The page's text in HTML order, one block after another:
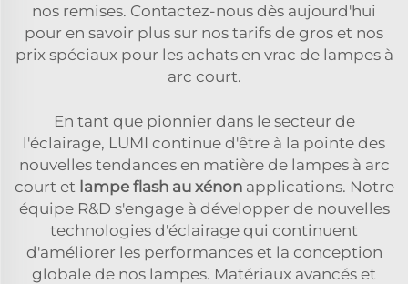
nos remises. Contactez-nous dès aujourd'hui
pour en savoir plus sur nos tarifs de gros et nos
prix spéciaux pour les achats en vrac de lampes à
arc court.
En tant que pionnier dans le secteur de
l'éclairage, LUMI continue d'être à la pointe des
nouvelles tendances en matière de lampes à arc
court et lampe flash au xénon applications. Notre
équipe R&D s'engage à développer de nouvelles
technologies d'éclairage qui continuent
d'améliorer les performances et la conception
globale de nos lampes. Matériaux avancés et